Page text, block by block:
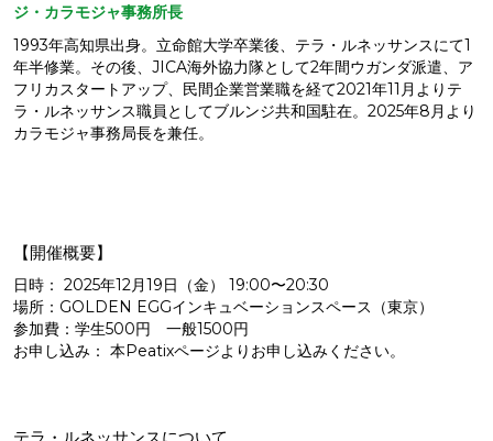
ジ・カラモジャ事務所長
1993年高知県出身。立命館大学卒業後、テラ・ルネッサンスにて1
年半修業。その後、JICA海外協力隊として2年間ウガンダ派遣、ア
フリカスタートアップ、民間企業営業職を経て2021年11月よりテ
ラ・ルネッサンス職員としてブルンジ共和国駐在。2025年8月より
カラモジャ事務局長を兼任。
【開催概要】
日時： 2025年12月19日（金） 19:00〜20:30
場所：GOLDEN EGGインキュベーションスペース（東京）
参加費：学生500円 一般1500円
お申し込み： 本Peatixページよりお申し込みください。
テラ・ルネッサンスについて